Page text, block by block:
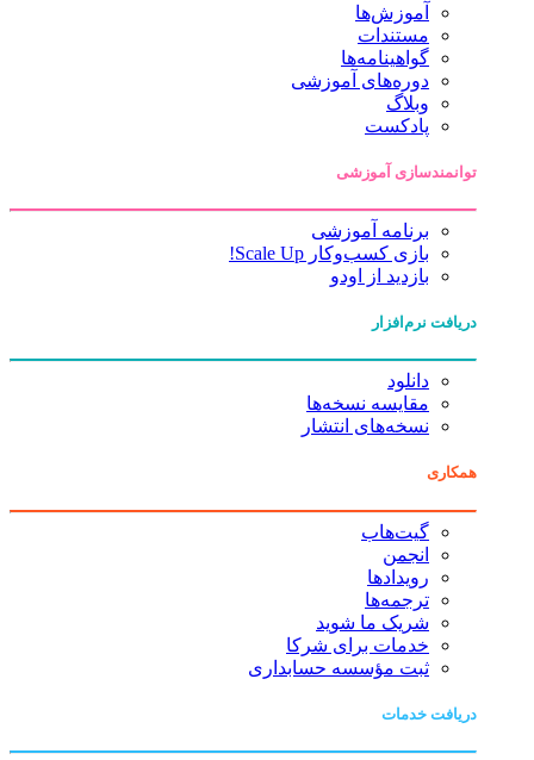
آموزش‌ها
مستندات
گواهینامه‌ها
دوره‌های آموزشی
وبلاگ
پادکست
توانمندسازی آموزشی
برنامه آموزشی
بازی کسب‌وکار Scale Up!
بازدید از اودو
دریافت نرم‌افزار
دانلود
مقایسه نسخه‌ها
نسخه‌های انتشار
همکاری
گیت‌هاب
انجمن
رویدادها
ترجمه‌ها
شریک ما شوید
خدمات برای شرکا
ثبت مؤسسه حسابداری
دریافت خدمات